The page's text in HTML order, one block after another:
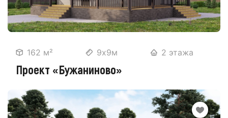
162 м² 9х9м 2 этажа
Проект «Бужаниново»